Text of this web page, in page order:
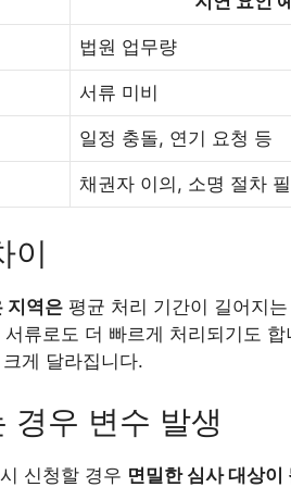
법원 업무량
서류 미비
일정 충돌, 연기 요청 등
채권자 이의, 소명 절차
이
지역은 평균 처리 기간이 길어지
류로도 더 빠르게 처리되기도 합
게 달라집니다.
경우 변수 발생
신청할 경우 면밀한 심사 대상이